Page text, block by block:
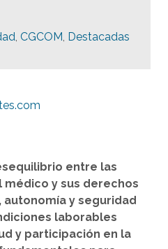
, CGCOM, Destacadas
entre las
y sus derechos
y seguridad
laborables
y participación en la